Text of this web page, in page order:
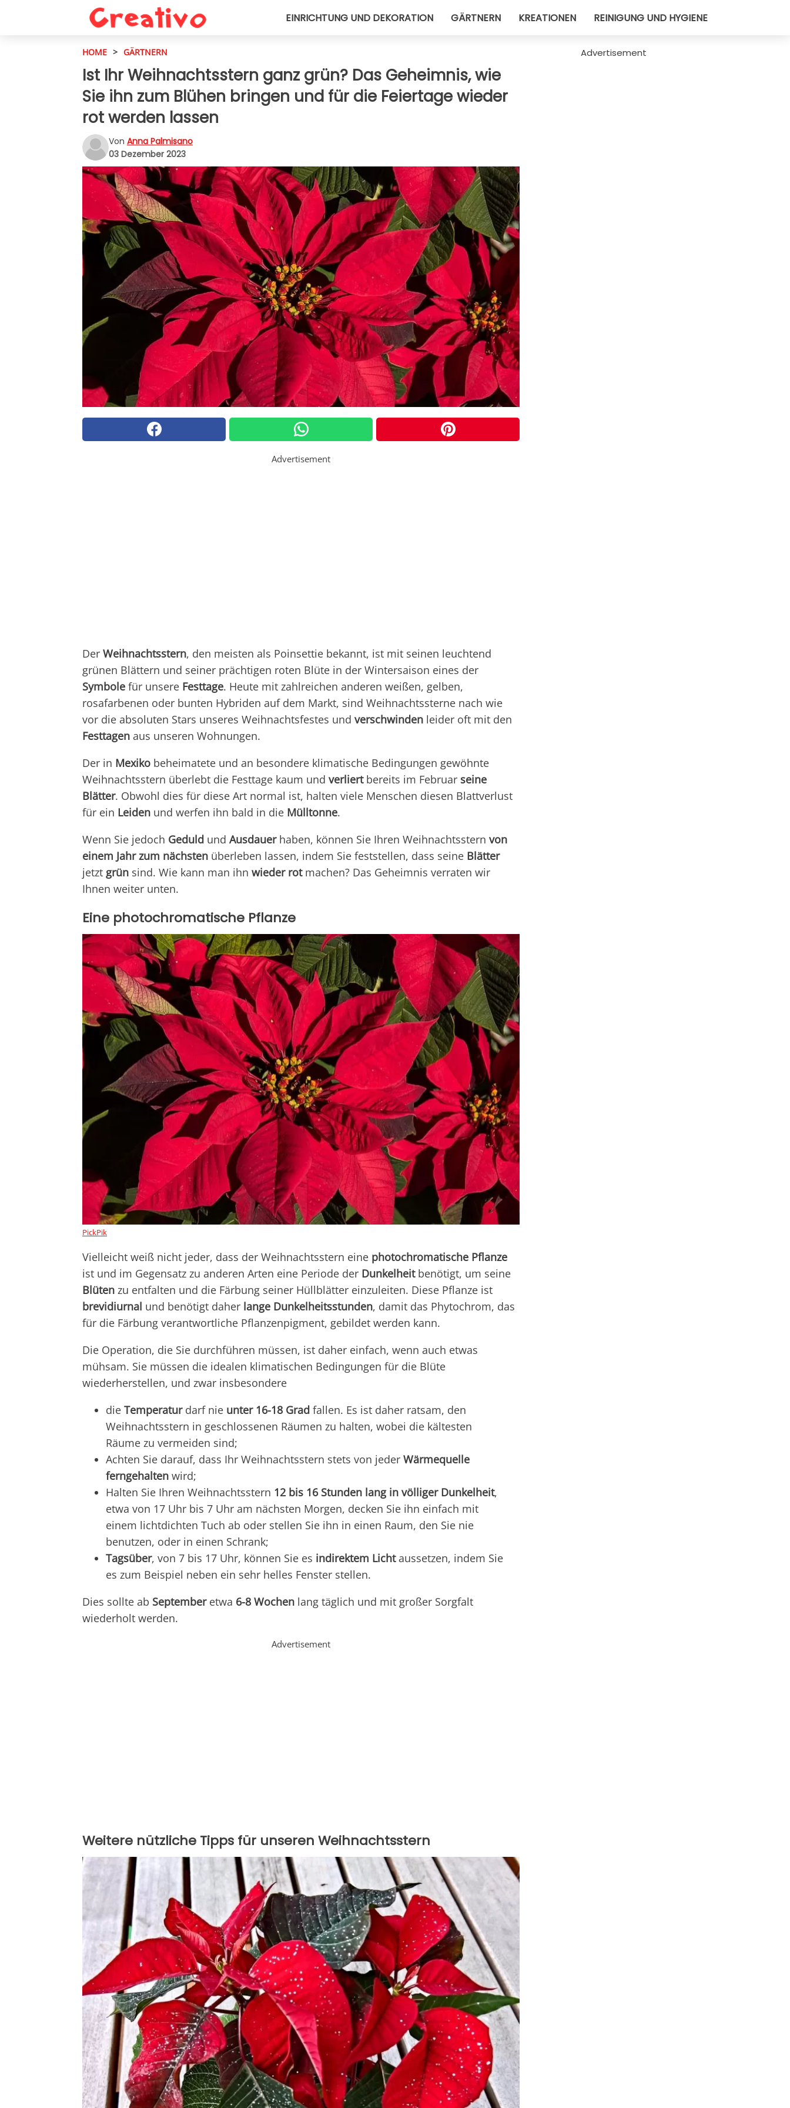
EINRICHTUNG UND DEKORATION GÄRTNERN KREATIONEN REINIGUNG UND HYGIENE
HOME > GÄRTNERN
Ist Ihr Weihnachtsstern ganz grün? Das Geheimnis, wie
Sie ihn zum Blühen bringen und für die Feiertage wieder
rot werden lassen
Von Anna Palmisano
03 Dezember 2023
Advertisement
Der Weihnachtsstern, den meisten als Poinsettie bekannt, ist mit seinen leuchtend
grünen Blättern und seiner prächtigen roten Blüte in der Wintersaison eines der
Symbole für unsere Festtage. Heute mit zahlreichen anderen weißen, gelben,
rosafarbenen oder bunten Hybriden auf dem Markt, sind Weihnachtssterne nach wie
vor die absoluten Stars unseres Weihnachtsfestes und verschwinden leider oft mit den
Festtagen aus unseren Wohnungen.
Der in Mexiko beheimatete und an besondere klimatische Bedingungen gewöhnte
Weihnachtsstern überlebt die Festtage kaum und verliertbereits im Februar seine
Blätter. Obwohl dies für diese Art normal ist, halten viele Menschen diesen Blattverlust
für ein Leiden und werfen ihn bald in die Mülltonne.
Wenn Sie jedoch Geduld und Ausdauerhaben, können Sie Ihren Weihnachtsstern von
einem Jahr zum nächsten überleben lassen, indem Sie feststellen, dass seine Blätter
jetzt grün sind. Wie kann man ihn wieder rotmachen? Das Geheimnis verraten wir
Ihnen weiter unten.
Eine photochromatische Pflanze
PickPik
Vielleicht weiß nicht jeder, dass der Weihnachtsstern eine photochromatische Pflanze
ist und im Gegensatz zu anderen Arten eine Periode der Dunkelheitbenötigt, um seine
Blüten zu entfalten und die Färbung seiner Hüllblätter einzuleiten. Diese Pflanze ist
brevidiurnal und benötigt daher lange Dunkelheitsstunden, damit das Phytochrom, das
für die Färbung verantwortliche Pflanzenpigment, gebildet werden kann.
Die Operation, die Sie durchführen müssen, ist daher einfach, wenn auch etwas
mühsam. Sie müssen die idealen klimatischen Bedingungen für die Blüte
wiederherstellen, und zwar insbesondere
die Temperaturdarf nie unter 16-18 Grad fallen. Es ist daher ratsam, den
Weihnachtsstern in geschlossenen Räumen zu halten, wobei die kältesten
Räume zu vermeiden sind;
Achten Sie darauf, dass Ihr Weihnachtsstern stets von jeder Wärmequelle
ferngehalten wird;
Halten Sie Ihren Weihnachtsstern 12 bis 16 Stunden lang in völliger Dunkelheit,
etwa von 17 Uhr bis 7 Uhr am nächsten Morgen, decken Sie ihn einfach mit
einem lichtdichten Tuch ab oder stellen Sie ihn in einen Raum, den Sie nie
benutzen, oder in einen Schrank;
Tagsüber, von 7 bis 17 Uhr, können Sie es indirektem Lichtaussetzen, indem Sie
es zum Beispiel neben ein sehr helles Fenster stellen.
Dies sollte ab Septemberetwa 6-8 Wochen lang täglich und mit großer Sorgfalt
wiederholt werden.
Advertisement
Weitere nützliche Tipps für unseren Weihnachtsstern
Advertisement